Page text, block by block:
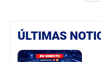
ÚLTIMAS